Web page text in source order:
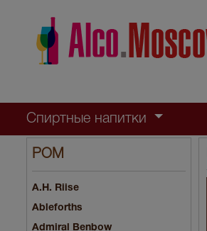
Спиртные напитки
РОМ
A.H. Riise
Ableforths
Admiral Benbow